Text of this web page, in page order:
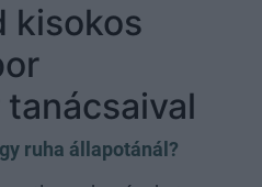
kisokos
ruha állapotánál?